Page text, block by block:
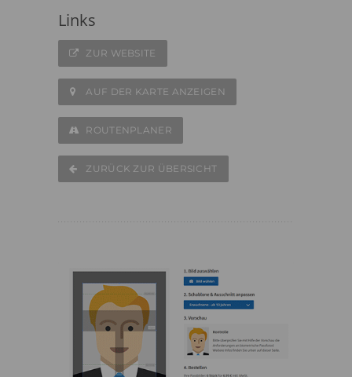
Links
ZUR WEBSITE
AUF DER KARTE ANZEIGEN
ROUTENPLANER
ZURÜCK ZUR ÜBERSICHT